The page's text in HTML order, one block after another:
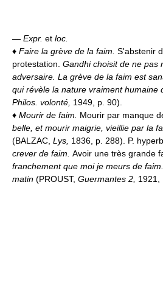
— Expr. et loc.
♦ Faire la grève de la faim. S'abstenir
protestation. Gandhi choisit de ne pas
adversaire. La grève de la faim est
qui révèle la nature vraiment humaine
Philos. volonté, 1949, p. 90).
♦ Mourir de faim. Mourir par manque
belle, et mourir maigrie, vieillie par la
(BALZAC, Lys, 1836, p. 288). P.
crever de faim. Avoir une très grande
franchement que moi je meurs de
matin (PROUST, Guermantes 2, 1921,